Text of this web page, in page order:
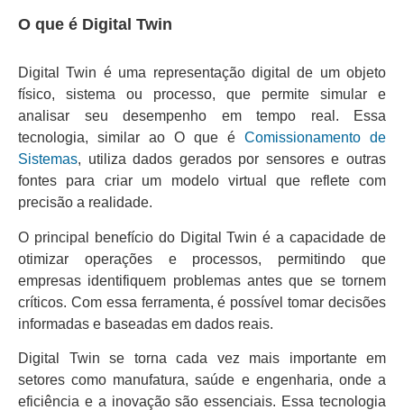
O que é Digital Twin
Digital Twin é uma representação digital de um objeto
físico, sistema ou processo, que permite simular e
analisar seu desempenho em tempo real. Essa
tecnologia, similar ao O que é Comissionamento de
Sistemas, utiliza dados gerados por sensores e outras
fontes para criar um modelo virtual que reflete com
precisão a realidade.
O principal benefício do Digital Twin é a capacidade de
otimizar operações e processos, permitindo que
empresas identifiquem problemas antes que se tornem
críticos. Com essa ferramenta, é possível tomar decisões
informadas e baseadas em dados reais.
Digital Twin se torna cada vez mais importante em
setores como manufatura, saúde e engenharia, onde a
eficiência e a inovação são essenciais. Essa tecnologia